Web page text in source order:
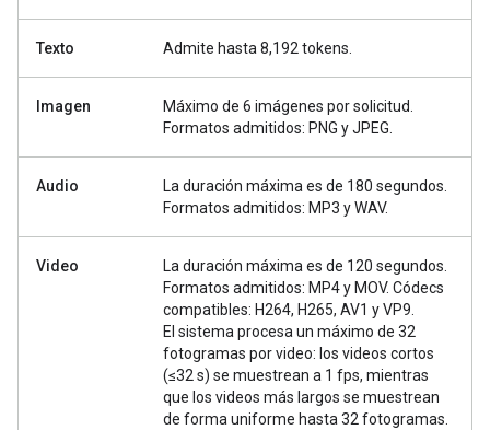
Texto Admite hasta 8,192 tokens.
Imagen
Máximo de 6 imágenes por solicitud.
Formatos admitidos: PNG y JPEG.
Audio
La duración máxima es de 180 segundos.
Formatos admitidos: MP3 y WAV.
Video
La duración máxima es de 120 segundos.
Formatos admitidos: MP4 y MOV. Códecs
compatibles: H264, H265, AV1 y VP9.
El sistema procesa un máximo de 32
fotogramas por video: los videos cortos
(≤32 s) se muestrean a 1 fps, mientras
que los videos más largos se muestrean
de forma uniforme hasta 32 fotogramas.